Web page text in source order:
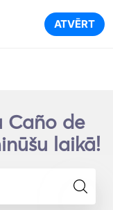
ATVĒRT
Caño de
laikā!